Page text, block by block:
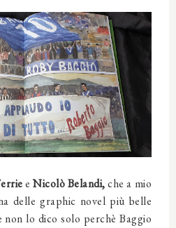
eNicolò Belandi,che a mio
delle graphic novel più belle
lo dico solo perchè Baggio